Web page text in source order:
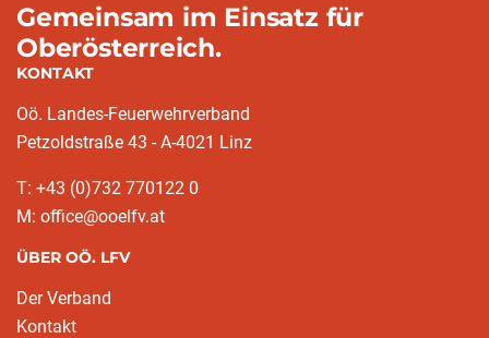
Gemeinsam im Einsatz für
Oberösterreich.
KONTAKT
Oö. Landes-Feuerwehrverband
Petzoldstraße 43 - A-4021 Linz
T: +43 (0)732 770122 0
M: office@ooelfv.at
ÜBER OÖ. LFV
Der Verband
Kontakt